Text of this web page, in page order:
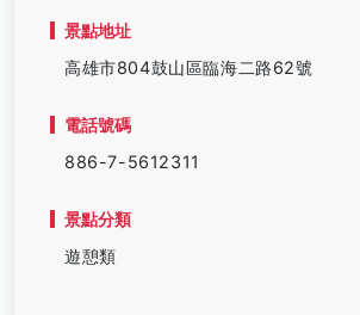
景點地址
高雄市804鼓山區臨海二路62號
電話號碼
886-7-5612311
景點分類
遊憩類